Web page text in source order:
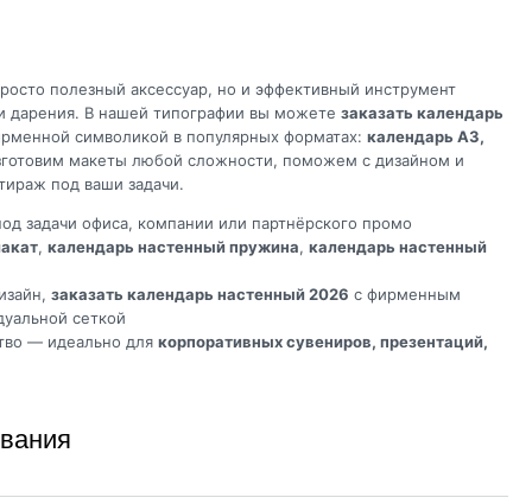
полезный аксессуар, но и эффективный инструмент
дарения. В нашей типографии вы можете заказать календарь
символикой в популярных форматах: календарь А3,
макеты любой сложности, поможем с дизайном и
под ваши задачи.
задачи офиса, компании или партнёрского промо
, календарь настенный пружина, календарь настенный
заказать календарь настенный 2026 с фирменным
сеткой
— идеально для корпоративных сувениров, презентаций,